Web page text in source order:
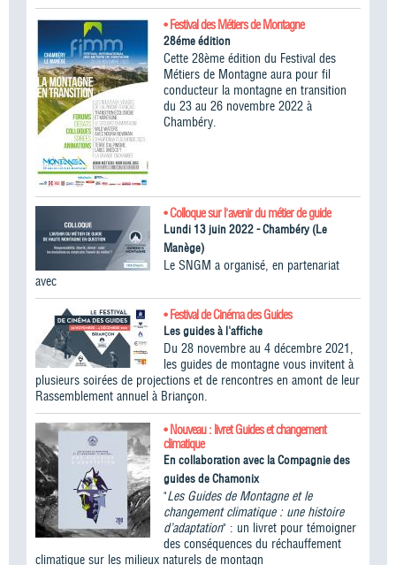
• Festival des Métiers de Montagne
28éme édition
Cette 28ème édition du Festival des
Métiers de Montagne aura pour fil
conducteur la montagne en transition
du 23 au 26 novembre 2022 à
Chambéry.
• Colloque sur l'avenir du métier de guide
Lundi 13 juin 2022 - Chambéry (Le
Manège)
Le SNGM a organisé, en partenariat
avec
• Festival de Cinéma des Guides
Les guides à l'affiche
Du 28 novembre au 4 décembre 2021,
les guides de montagne vous invitent à
plusieurs soirées de projections et de rencontres en amont de leur
Rassemblement annuel à Briançon.
• Nouveau : livret Guides et changement
climatique
En collaboration avec la Compagnie des
guides de Chamonix
"Les Guides de Montagne et le
changement climatique : une histoire
d’adaptation" : un livret pour témoigner
des conséquences du réchauffement
climatique sur les milieux naturels de montagn